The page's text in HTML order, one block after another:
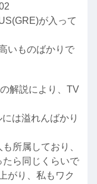
が入って
いものばかりで
解説により、TV
は溢れんばかり
所属しており、
ら同じくらいで
がり、私もワク